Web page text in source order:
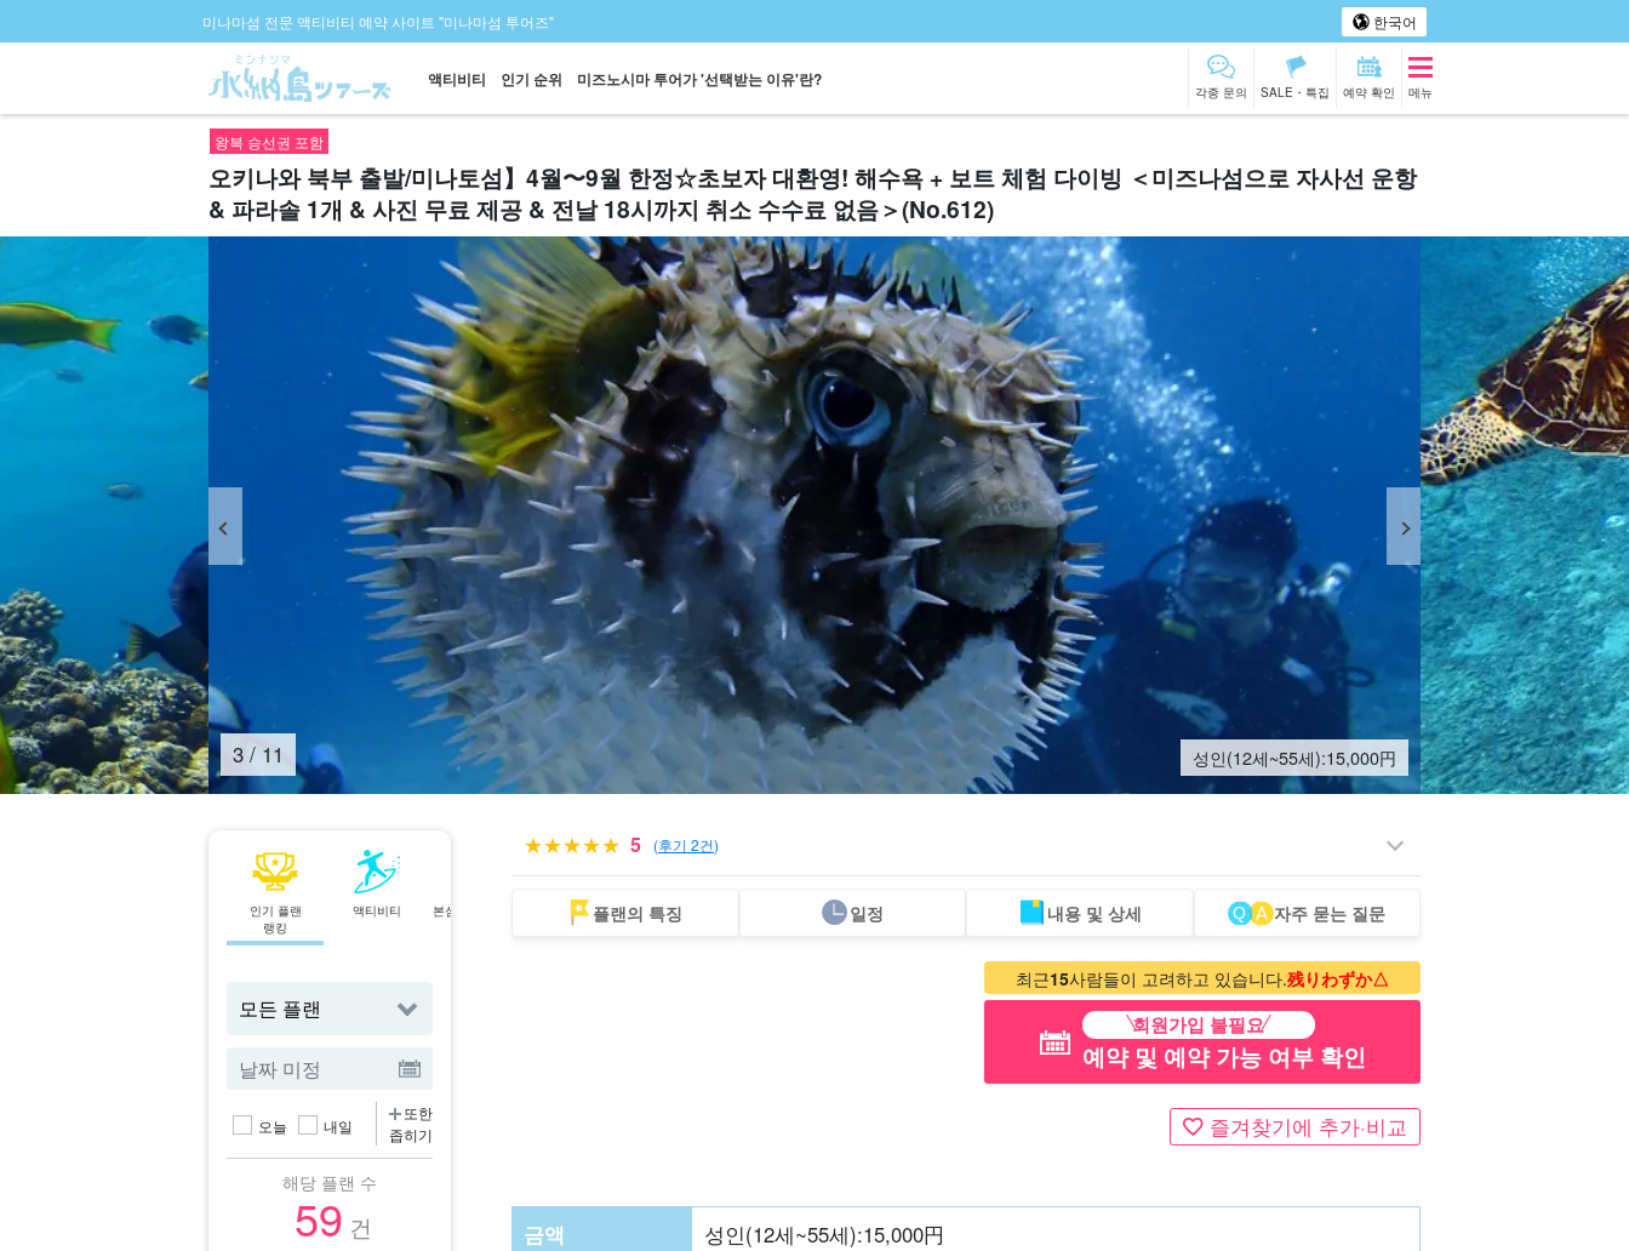
미나마섬 전문 액티비티 예약 사이트 "미나마섬 투어즈" 한국어
액티비티 인기 순위 미즈노시마 투어가 '선택받는 이유'란?
각종 문의 SALE・특집 예약 확인 메뉴
왕복 승선권 포함
오키나와 북부 출발/미나토섬】4월〜9월 한정☆초보자 대환영! 해수욕 + 보트 체험 다이빙 ＜미즈나섬으로 자사선 운항
& 파라솔 1개 & 사진 무료 제공 & 전날 18시까지 취소 수수료 없음＞(No.612)
4 / 11 성인(12세~55세):15,000円
인기 플랜
랭킹
액티비티
본섬 북부에서 출
페리
왕복 승선권 포함
스노클링
투어
해수욕
투어
세저섬
투어
오늘 내일
또한
좁히기
해당 플랜 수
59 건
5 (후기 2건)
플랜의 특징 일정 내용 및 상세 자주 묻는 질문
최근15사람들이 고려하고 있습니다.残りわずか△
회원가입 불필요
예약 및 예약 가능 여부 확인
즐겨찾기에 추가·비교
금액 성인(12세~55세):15,000円